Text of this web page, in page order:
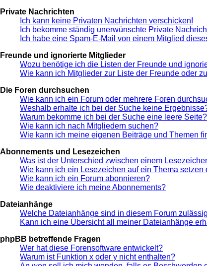
Private Nachrichten
Ich kann keine Privaten Nachrichten verschicken!
Ich bekomme ständig unerwünschte Private
Ich habe eine Spam-E-Mail von einem Mitglied
Freunde und ignorierte Mitglieder
Wozu benötige ich die Listen der Freunde und
Wie kann ich Mitglieder zur Liste der Freunde oder
Die Foren durchsuchen
Wie kann ich ein Forum oder mehrere Foren
Weshalb erhalte ich bei der Suche keine
Warum bekomme ich bei der Suche eine leere Seite?
Wie kann ich nach Mitgliedern suchen?
Wie kann ich meine eigenen Beiträge und Themen
Abonnements und Lesezeichen
Was ist der Unterschied zwischen einem
Wie kann ich ein Lesezeichen auf ein Thema
Wie kann ich ein Forum abonnieren?
Wie deaktiviere ich meine Abonnements?
Dateianhänge
Welche Dateianhänge sind in diesem Forum
Kann ich eine Übersicht all meiner Dateianhänge
phpBB betreffende Fragen
Wer hat diese Forensoftware entwickelt?
Warum ist Funktion x oder y nicht enthalten?